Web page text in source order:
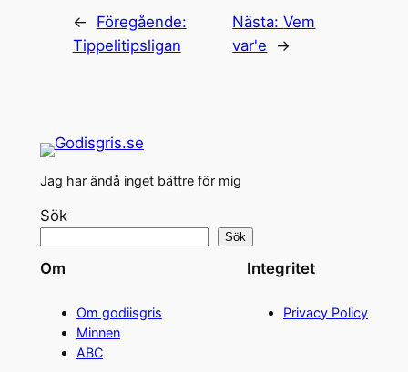
←
Föregående:
Tippelitipsligan
Nästa:Vem
var'e
→
Jag har ändå inget bättre för mig
Sök
Sök
Om
Om godiisgris
Minnen
ABC
Integritet
Privacy Policy